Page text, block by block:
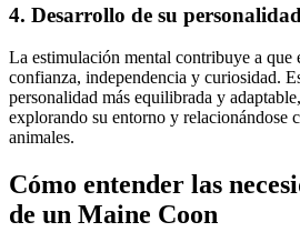
4. Desarrollo de su
La estimulación mental contribuye a que
confianza, independencia y curiosidad.
personalidad más equilibrada y
explorando su entorno y relacionándose
animales.
Cómo entender las
de un Maine Coon